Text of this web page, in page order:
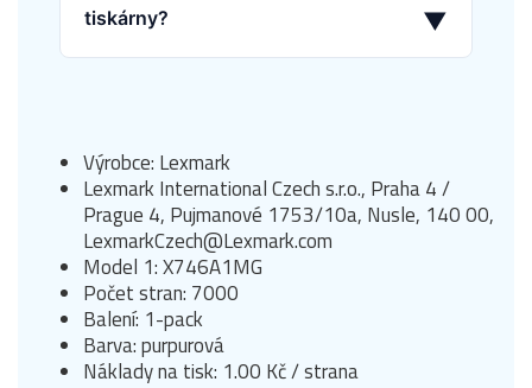
tiskárny?
▼
Výrobce: Lexmark
Lexmark International Czech s.r.o., Praha 4 /
Prague 4, Pujmanové 1753/10a, Nusle, 140 00,
LexmarkCzech@Lexmark.com
Model 1: X746A1MG
Počet stran: 7000
Balení: 1-pack
Barva: purpurová
Náklady na tisk: 1.00 Kč / strana